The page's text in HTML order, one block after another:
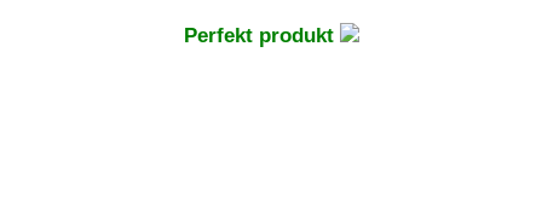
Perfekt produkt